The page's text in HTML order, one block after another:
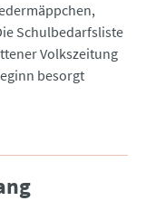
Schulbedarfsliste
Volkszeitung
besorgt